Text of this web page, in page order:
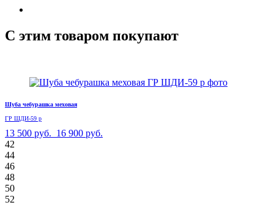
С этим товаром покупают
Шуба чебурашка меховая
ГР ШДИ-59 р
13 500 руб. 16 900 руб.
42
44
46
48
50
52